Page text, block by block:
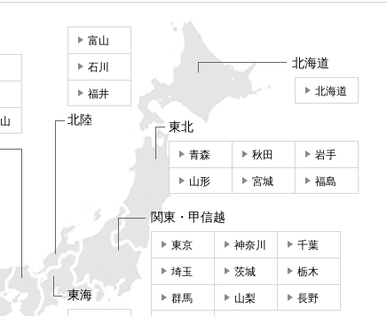
北海道
北海道
東北
青森 秋田 岩手
山形 宮城 福島
関東・甲信越
東京 神奈川 千葉
埼玉 茨城 栃木
群馬 山梨 長野
東海
富山
石川
福井
北陸